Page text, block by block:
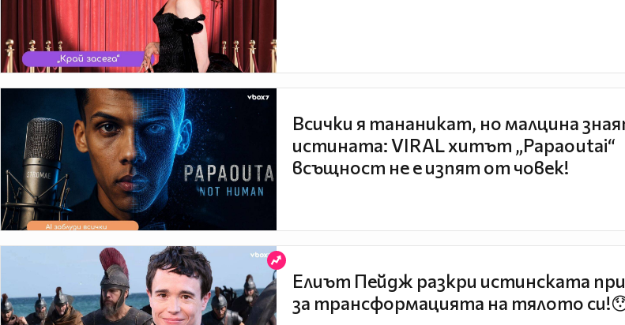
Всички я тананикат, но малцина
истината: VIRAL хитът „Papaoutai“
всъщност не е изпят от човек!
Елиът Пейдж разкри истинската
за трансформацията на тялото